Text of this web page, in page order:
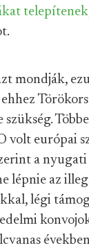
telepítenek
mondják,
volt európai
a nyugati
lépnie az
légi